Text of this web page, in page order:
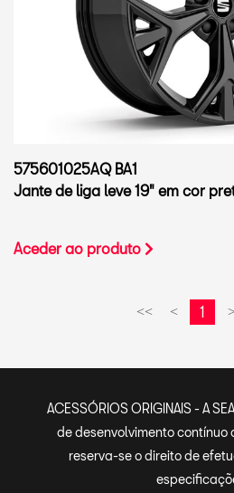
575601025AQ BA1
Jante de liga leve 19" em cor
Aceder ao produto
<< < 1 >
ACESSÓRIOS ORIGINAIS - A
de desenvolvimento contínuo
reserva-se o direito de